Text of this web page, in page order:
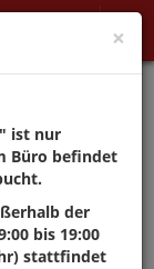
von×
ist nur
Büro befindet
der
bis 19:00
stattfindet